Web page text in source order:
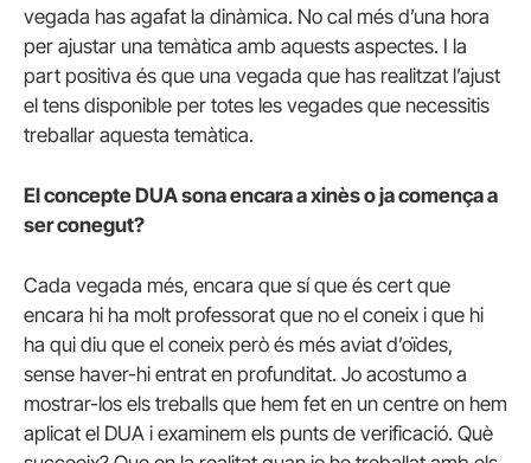
vegada has agafat la dinàmica. No cal més d’una hora
per ajustar una temàtica amb aquests aspectes. I la
part positiva és que una vegada que has realitzat l’ajust
el tens disponible per totes les vegades que necessitis
treballar aquesta temàtica.
El concepte DUA sona encara a xinès o ja comença a
ser conegut?
Cada vegada més, encara que sí que és cert que
encara hi ha molt professorat que no el coneix i que hi
ha qui diu que el coneix però és més aviat d’oïdes,
sense haver-hi entrat en profunditat. Jo acostumo a
mostrar-los els treballs que hem fet en un centre on hem
aplicat el DUA i examinem els punts de verificació. Què